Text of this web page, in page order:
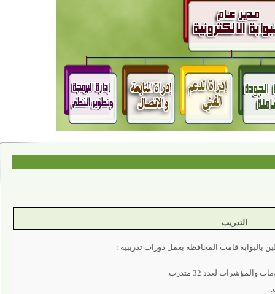
التدريب
قامت المحافظة بعمل دورات تدريبية :
لعدد 32 متدرب.